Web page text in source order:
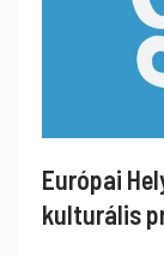
Európai
kulturális